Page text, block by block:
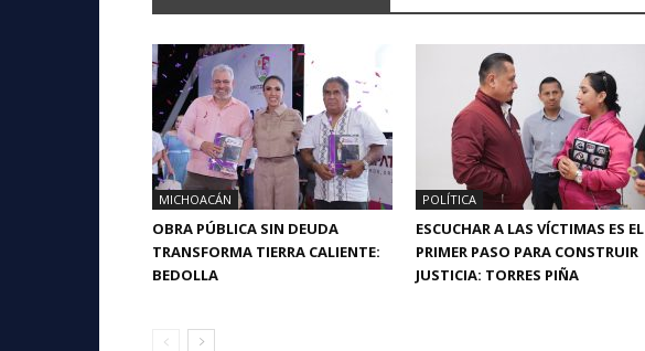
MICHOACÁN
OBRA PÚBLICA SIN DEUDA
TRANSFORMA TIERRA CALIENTE:
BEDOLLA
POLÍTICA
ESCUCHAR A LAS VÍCTIMAS ES EL
PRIMER PASO PARA CONSTRUIR
JUSTICIA: TORRES PIÑA